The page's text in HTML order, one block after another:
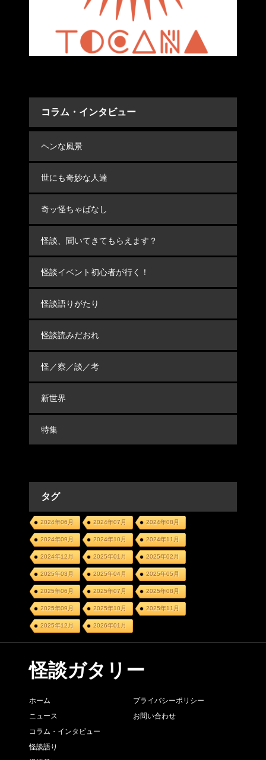
コラム・インタビュー
ヘンな風景
世にも奇妙な人達
奇ッ怪ちゃばなし
怪談、聞いてきてもらえます？
怪談イベント初心者が行く！
怪談語りがたり
怪談読みだおれ
怪／察／談／考
新世界
特集
タグ
2024年06月 2024年07月 2024年08月
2024年09月 2024年10月 2024年11月
2024年12月 2025年01月 2025年02月
2025年03月 2025年04月 2025年05月
2025年06月 2025年07月 2025年08月
2025年09月 2025年10月 2025年11月
2025年12月 2026年01月
怪談ガタリー
ホーム
ニュース
コラム・インタビュー
怪談語り
プライバシーポリシー
お問い合わせ